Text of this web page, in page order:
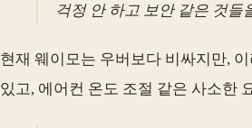
걱정 안 하고 보안 같은 것들
현재 웨이모는 우버보다 비싸지만,
있고, 에어컨 온도 조절 같은 사소한